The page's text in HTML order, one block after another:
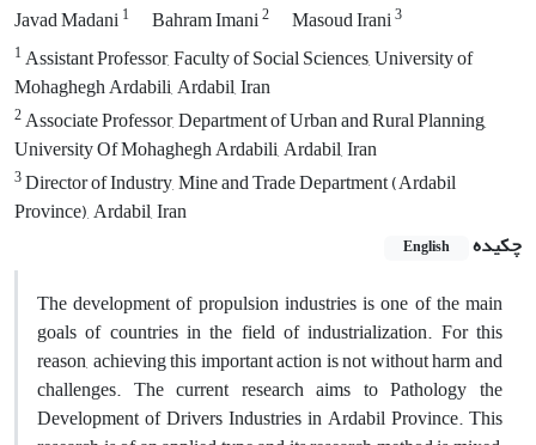
Javad Madani1 Bahram Imani2 Masoud Irani3
1Assistant Professor, Faculty of Social Sciences, University of
Mohaghegh Ardabili, Ardabil, Iran
2Associate Professor, Department of Urban and Rural Planning,
University Of Mohaghegh Ardabili, Ardabil, Iran
3Director of Industry, Mine and Trade Department (Ardabil
Province), Ardabil, Iran
چکیده
English
The development of propulsion industries is one of the main
goals of countries in the field of industrialization. For this
reason, achieving this important action is not without harm and
challenges. The current research aims to Pathology the
Development of Drivers Industries in Ardabil Province. This